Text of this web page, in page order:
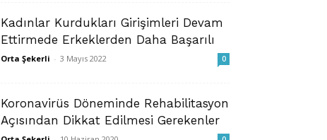
Kadınlar Kurdukları Girişimleri Devam
Ettirmede Erkeklerden Daha Başarılı
Orta Şekerli - 3 Mayıs 2022 0
Koronavirüs Döneminde Rehabilitasyon
Açısından Dikkat Edilmesi Gerekenler